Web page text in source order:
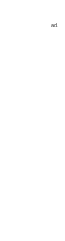
ad.